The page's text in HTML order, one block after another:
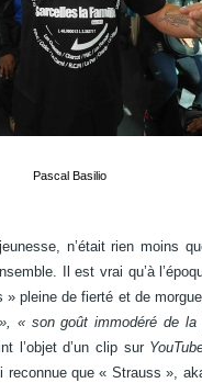
Pascal Basilio
n’était rien moins
Il est vrai qu’à
» pleine de fierté et de
« son goût immodéré de la
l’objet d’un clip sur
que « Strauss »,